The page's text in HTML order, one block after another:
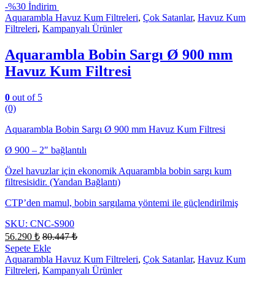
-%30 İndirim
Aquarambla Havuz Kum Filtreleri, Çok Satanlar, Havuz Kum
Filtreleri, Kampanyalı Ürünler
Aquarambla Bobin Sargı Ø 900 mm
Havuz Kum Filtresi
0 out of 5
(0)
Aquarambla Bobin Sargı Ø 900 mm Havuz Kum Filtresi
Ø 900 – 2″ bağlantılı
Özel havuzlar için ekonomik Aquarambla bobin sargı kum
filtresisidir. (Yandan Bağlantı)
CTP’den mamul, bobin sargılama yöntemi ile güçlendirilmiş
SKU: CNC-S900
56.290 ₺ 80.447₺
Sepete Ekle
Aquarambla Havuz Kum Filtreleri, Çok Satanlar, Havuz Kum
Filtreleri, Kampanyalı Ürünler